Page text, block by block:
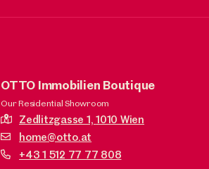
OTTO Immobilien Boutique
Our Residential Showroom
Zedlitzgasse 1,1010 Wien
home@otto.at
+43 1 512 77 77 808